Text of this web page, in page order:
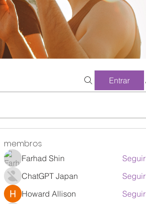
Entrar
membros
Farhad Shin
Seguir
ChatGPT Japan
Seguir
Howard Allison
Seguir